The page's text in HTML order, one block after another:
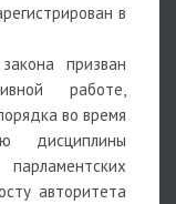
в
призван
работе,
во время
дисциплины
авторитета